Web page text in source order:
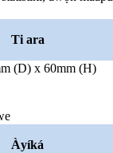
Ti ara
(D) x 60mm (H)
Àyíká